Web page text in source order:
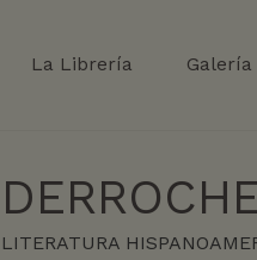
La Librería Galería
LITERATURA